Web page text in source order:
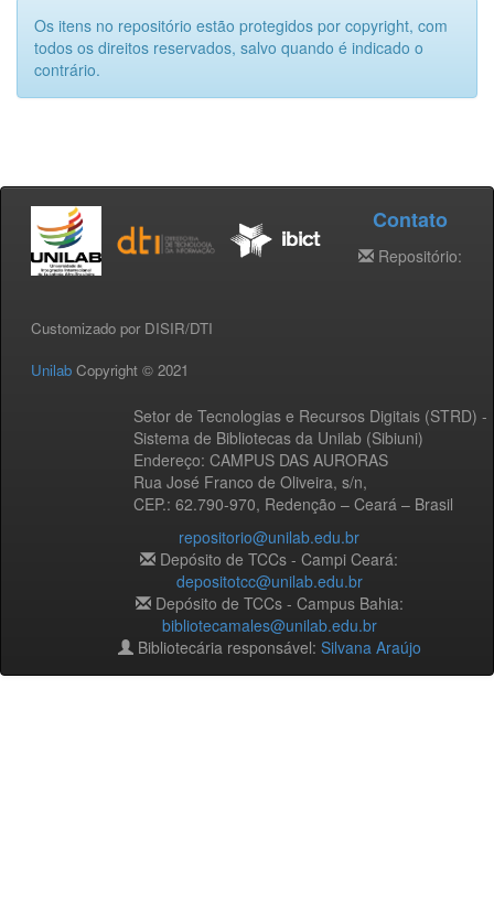
Os itens no repositório estão protegidos por copyright, com
todos os direitos reservados, salvo quando é indicado o
contrário.
Customizado por DISIR/DTI
Unilab Copyright © 2021
Setor de Tecnologias e Recursos Digitais (STRD) -
Sistema de Bibliotecas da Unilab (Sibiuni)
Endereço: CAMPUS DAS AURORAS
Rua José Franco de Oliveira, s/n,
CEP.: 62.790-970, Redenção – Ceará – Brasil
Contato
Repositório:
repositorio@unilab.edu.br
Depósito de TCCs - Campi Ceará:
depositotcc@unilab.edu.br
Depósito de TCCs - Campus Bahia:
bibliotecamales@unilab.edu.br
Bibliotecária responsável: Silvana Araújo